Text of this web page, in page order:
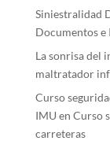
Siniestralidad
Documentos e
La sonrisa del
maltratador
Curso
IMU en Curso
carreteras